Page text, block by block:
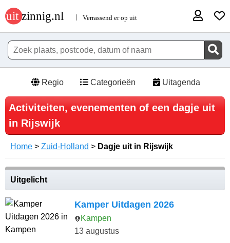
Regio Categorieën Uitagenda
Activiteiten, evenementen of een dagje uit
in Rijswijk
Home > Zuid-Holland > Dagje uit in Rijswijk
Uitgelicht
Kamper Uitdagen 2026
Kampen
13 augustus